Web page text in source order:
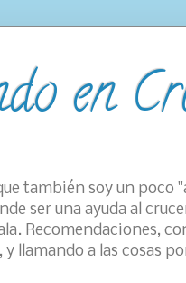
en
también soy un
ser una ayuda al
Recomendaciones,
llamando a las cosas